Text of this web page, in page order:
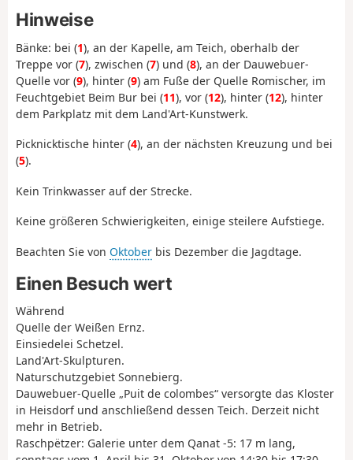
Hinweise
Bänke: bei (1), an der Kapelle, am Teich, oberhalb der
Treppe vor (7), zwischen (7) und (8), an der Dauwebuer-
Quelle vor (9), hinter (9) am Fuße der Quelle Romischer, im
Feuchtgebiet Beim Bur bei (11), vor (12), hinter (12), hinter
dem Parkplatz mit dem Land'Art-Kunstwerk.
Picknicktische hinter (4), an der nächsten Kreuzung und bei
(5).
Kein Trinkwasser auf der Strecke.
Keine größeren Schwierigkeiten, einige steilere Aufstiege.
Beachten Sie von Oktober bis Dezember die Jagdtage.
Einen Besuch wert
Während
Quelle der Weißen Ernz.
Einsiedelei Schetzel.
Land'Art-Skulpturen.
Naturschutzgebiet Sonnebierg.
Dauwebuer-Quelle „Puit de colombes“ versorgte das Kloster
in Heisdorf und anschließend dessen Teich. Derzeit nicht
mehr in Betrieb.
Raschpëtzer: Galerie unter dem Qanat -5: 17 m lang,